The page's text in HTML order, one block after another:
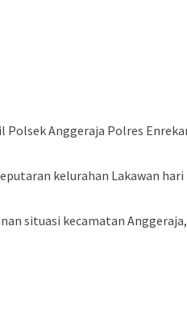
Anggeraja Polres
kelurahan Lakawan
situasi kecamatan